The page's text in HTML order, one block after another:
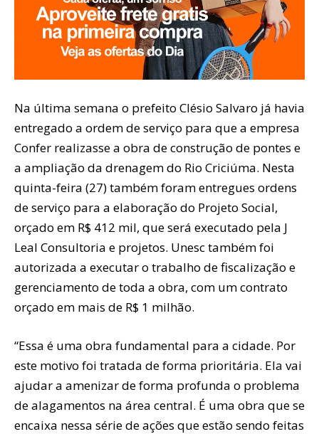
Na última semana o prefeito Clésio Salvaro já havia
entregado a ordem de serviço para que a empresa
Confer realizasse a obra de construção de pontes e
a ampliação da drenagem do Rio Criciúma. Nesta
quinta-feira (27) também foram entregues ordens
de serviço para a elaboração do Projeto Social,
orçado em R$ 412 mil, que será executado pela J
Leal Consultoria e projetos. Unesc também foi
autorizada a executar o trabalho de fiscalização e
gerenciamento de toda a obra, com um contrato
orçado em mais de R$ 1 milhão.
“Essa é uma obra fundamental para a cidade. Por
este motivo foi tratada de forma prioritária. Ela vai
ajudar a amenizar de forma profunda o problema
de alagamentos na área central. É uma obra que se
encaixa nessa série de ações que estão sendo feitas